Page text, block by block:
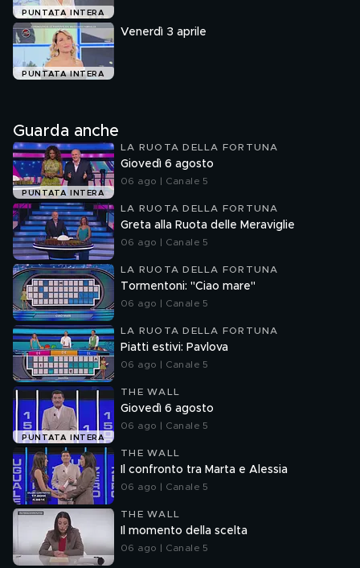
PUNTATA INTERA
PUNTATA INTERA
Venerdì 3 aprile
Guarda anche
PUNTATA INTERA
LA RUOTA DELLA FORTUNA
Giovedì 6 agosto
06 ago | Canale 5
LA RUOTA DELLA FORTUNA
Greta alla Ruota delle Meraviglie
06 ago | Canale 5
LA RUOTA DELLA FORTUNA
Tormentoni: "Ciao mare"
06 ago | Canale 5
LA RUOTA DELLA FORTUNA
Piatti estivi: Pavlova
06 ago | Canale 5
PUNTATA INTERA
THE WALL
Giovedì 6 agosto
06 ago | Canale 5
THE WALL
Il confronto tra Marta e Alessia
06 ago | Canale 5
THE WALL
Il momento della scelta
06 ago | Canale 5